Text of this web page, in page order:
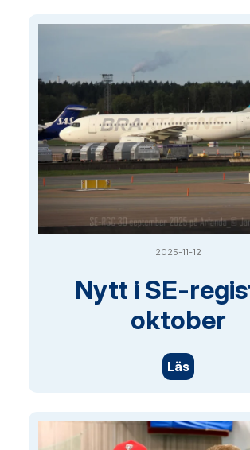
2025-11-12
Nytt i SE-
oktober
Läs